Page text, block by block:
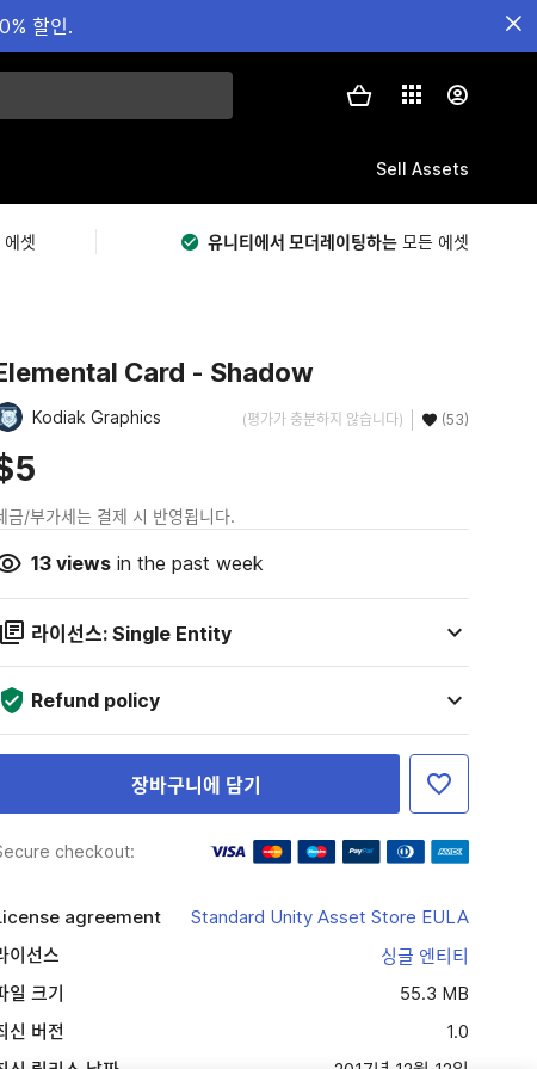
할인.
Sell Assets
에셋 유니티에서 모더레이팅하는 모든 에셋
Card - Shadow
Kodiak Graphics (평가가 충분하지 않습니다) (53)
금/부가세는 결제 시 반영됩니다.
13viewsin the past week
라이선스: Single Entity
Refund policy
장바구니에 담기
checkout:
agreement
Standard Unity Asset Store EULA
이선스
싱글 엔티티
일 크기
55.3 MB
신 버전
1.0